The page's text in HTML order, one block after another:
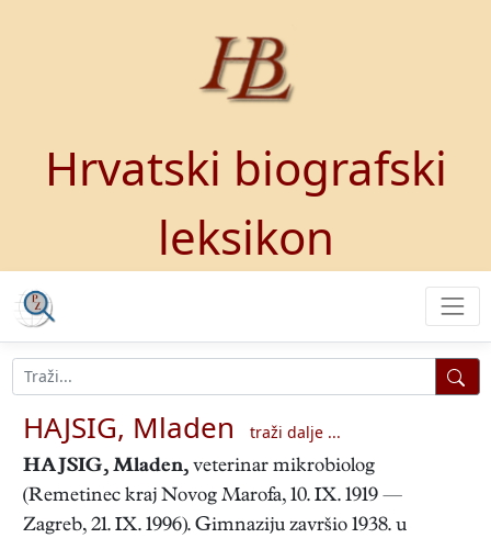
Hrvatski biografski
leksikon
HAJSIG, Mladen
traži dalje ...
HAJSIG, Mladen, veterinar mikrobiolog
(Remetinec kraj Novog Marofa, 10. IX. 1919 —
Zagreb, 21. IX. 1996). Gimnaziju završio 1938. u